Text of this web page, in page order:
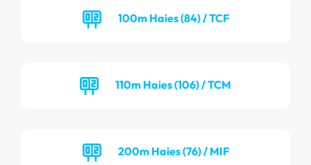
100m Haies (84) / TCF
110m Haies (106) / TCM
200m Haies (76) / MIF